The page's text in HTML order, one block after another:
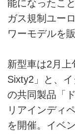
能になったこ
ガス規制ユー
ワーモデルを
新型車は2月上
Sixty2」と、
の共同製品「
リアインディ
を開催。イベ